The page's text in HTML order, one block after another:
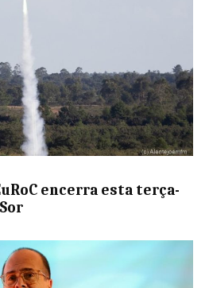
encerra esta terça-